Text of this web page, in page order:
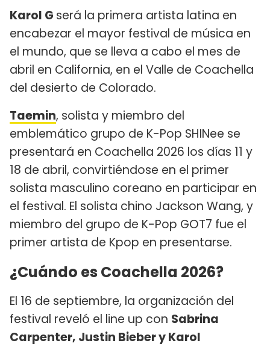
Karol G será la primera artista latina en
encabezar el mayor festival de música en
el mundo, que se lleva a cabo el mes de
abril en California, en el Valle de Coachella
del desierto de Colorado.​
Taemin, solista y miembro del
emblemático grupo de K-Pop SHINee se
presentará en Coachella 2026 los días 11 y
18 de abril, convirtiéndose en el primer
solista masculino coreano en participar en
el festival. El solista chino Jackson Wang, y
miembro del grupo de K-Pop GOT7 fue el
primer artista de Kpop en presentarse.
¿Cuándo es Coachella 2026?
El 16 de septiembre, la organización del
festival reveló el line up con Sabrina
Carpenter, Justin Bieber y Karol